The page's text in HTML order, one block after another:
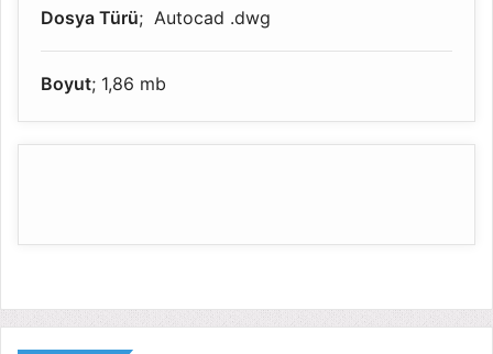
Dosya Türü; Autocad .dwg
Boyut; 1,86 mb